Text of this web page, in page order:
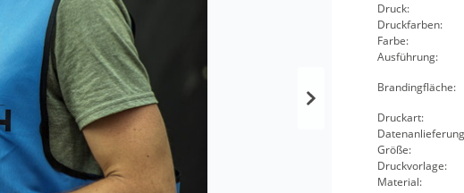
Druck:
Druckfarben:
Farbe:
Ausführung:
Brandingfläche:
Druckart:
Größe:
Druckvorlage:
Material: